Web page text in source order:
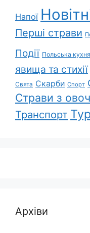
Напої
Перші страви
Події Польська кухня
явища та стихії
Свята Скарби Спорт
Страви з
Транспорт
Архіви